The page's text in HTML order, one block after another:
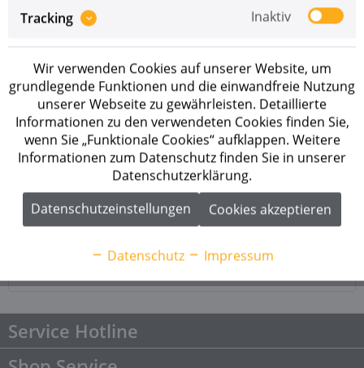
Preise sind erst nach erfolgreicher Registrierung
als
Geschäftskunde sichtbar.
Merken
Artikel-Nr.: 200514
Beschreibung
Dreiphasiger PV-Wechselrichter mit 3,0 kW
Nennleistung, WLAN, Datalogger und vielem mehr.
Mit...mehr
Service Hotline
Tracking Inaktiv
Wir verwenden Cookies auf unserer Website, um
grundlegende Funktionen und die einwandfreie Nutzung
unserer Webseite zu gewährleisten. Detaillierte
Informationen zu den verwendeten Cookies finden Sie,
wenn Sie „Funktionale Cookies“ aufklappen. Weitere
Informationen zum Datenschutz finden Sie in unserer
Datenschutzerklärung.
Datenschutzeinstellungen
Cookies akzeptieren
Datenschutz Impressum